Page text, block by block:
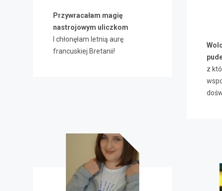
Przywracałam magię
nastrojowym uliczkom
I chłonęłam letnią aurę
francuskiej Bretanii!
z